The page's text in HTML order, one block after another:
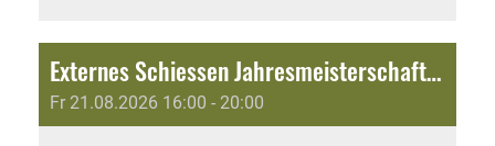
Externes Schiessen Jahresmeisterschaft: Jubiläumsschiessen 150 Jahre Schützengesellschaft Fischingen
Fr 21.08.2026 16:00 - 20:00